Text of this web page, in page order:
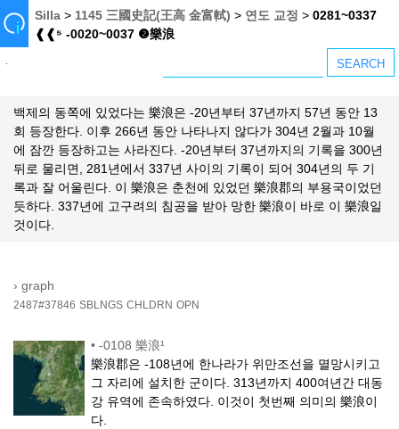
Silla > 1145 三國史記(王高 金富軾) > 연도 교정 >0281~0337
❰❰⁵ -0020~0037 ❷樂浪
백제의 동쪽에 있었다는 樂浪은 -20년부터 37년까지 57년 동안 13
회 등장한다. 이후 266년 동안 나타나지 않다가 304년 2월과 10월
에 잠깐 등장하고는 사라진다. -20년부터 37년까지의 기록을 300년
뒤로 물리면, 281년에서 337년 사이의 기록이 되어 304년의 두 기
록과 잘 어울린다. 이 樂浪은 춘천에 있었던 樂浪郡의 부용국이었던
듯하다. 337년에 고구려의 침공을 받아 망한 樂浪이 바로 이 樂浪일
것이다.
› graph
2487#37846 SBLNGS CHLDRN OPN
• -0108 樂浪¹
樂浪郡은 -108년에 한나라가 위만조선을 멸망시키고
그 자리에 설치한 군이다. 313년까지 400여년간 대동
강 유역에 존속하였다. 이것이 첫번째 의미의 樂浪이
다.